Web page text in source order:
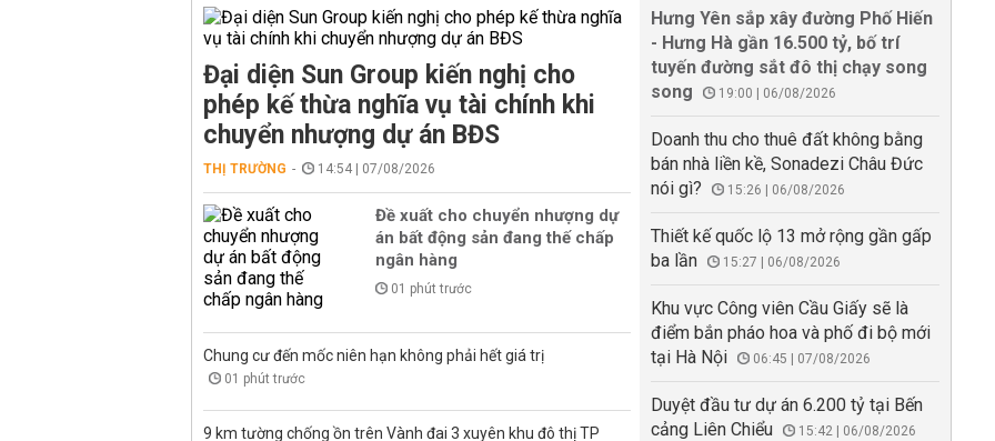
Đại diện Sun Group kiến nghị cho
phép kế thừa nghĩa vụ tài chính khi
chuyển nhượng dự án BĐS
THỊ TRƯỜNG 14:54 | 07/08/2026
Đề xuất cho chuyển nhượng dự
án bất động sản đang thế chấp
ngân hàng
01 phút trước
Chung cư đến mốc niên hạn không phải hết giá trị
01 phút trước
9 km tường chống ồn trên Vành đai 3 xuyên khu đô thị TP
Hưng Yên sắp xây đường Phố Hiến
- Hưng Hà gần 16.500 tỷ, bố trí
tuyến đường sắt đô thị chạy song
song
19:00 | 06/08/2026
Doanh thu cho thuê đất không bằng
bán nhà liền kề, Sonadezi Châu Đức
nói gì?
15:26 | 06/08/2026
Thiết kế quốc lộ 13 mở rộng gần gấp
ba lần
15:27 | 06/08/2026
Khu vực Công viên Cầu Giấy sẽ là
điểm bắn pháo hoa và phố đi bộ mới
tại Hà Nội
06:45 | 07/08/2026
Duyệt đầu tư dự án 6.200 tỷ tại Bến
cảng Liên Chiểu
15:42 | 06/08/2026